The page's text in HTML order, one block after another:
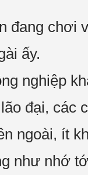
đang chơi
ấy.
nghiệp
đại, các
ngoài, ít
như nhớ